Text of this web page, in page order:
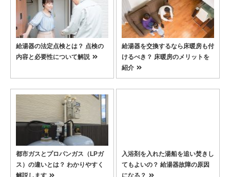
給湯器の法定点検とは？ 点検の
内容と必要性について解説
給湯器を交換するなら床暖房も付
けるべき？ 床暖房のメリットを
紹介
都市ガスとプロパンガス（LPガ
ス）の違いとは？ わかりやすく
解説します
入浴剤を入れた湯船を追い焚きし
てもよいの？ 給湯器故障の原因
になる？